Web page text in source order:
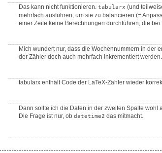
Das kann nicht funktionieren. tabularx (und
mehrfach ausführen, um sie zu balancieren (=
einer Zeile keine Berechnungen durchführen, die
Mich wundert nur, dass die Wochennummern in der
der Zähler doch auch mehrfach inkrementiert werden.
tabularx enthält Code der LaTeX-Zähler wieder
Dann sollte ich die Daten in der zweiten Spalte wohl
Die Frage ist nur, ob datetime2 das mitmacht.